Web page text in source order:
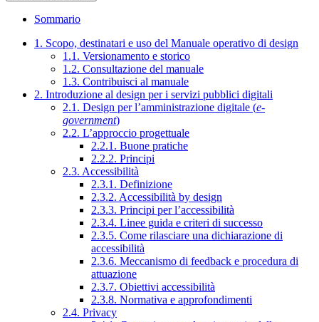
Sommario
1. Scopo, destinatari e uso del Manuale operativo di design
1.1. Versionamento e storico
1.2. Consultazione del manuale
1.3. Contribuisci al manuale
2. Introduzione al design per i servizi pubblici digitali
2.1. Design per l’amministrazione digitale (e-
government)
2.2. L’approccio progettuale
2.2.1. Buone pratiche
2.2.2. Principi
2.3. Accessibilità
2.3.1. Definizione
2.3.2. Accessibilità by design
2.3.3. Principi per l’accessibilità
2.3.4. Linee guida e criteri di successo
2.3.5. Come rilasciare una dichiarazione di
accessibilità
2.3.6. Meccanismo di feedback e procedura di
attuazione
2.3.7. Obiettivi accessibilità
2.3.8. Normativa e approfondimenti
2.4. Privacy